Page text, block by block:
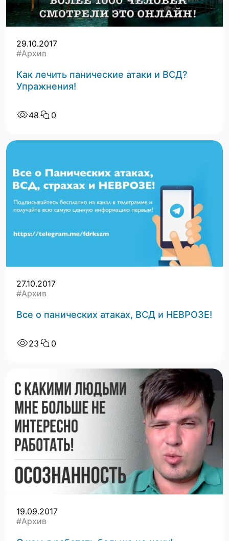
29.10.2017
#Архив
Как лечить панические атаки и ВСД?
Упражнения!
48 0
27.10.2017
#Архив
Все о панических атаках, ВСД и НЕВРОЗЕ!
23 0
19.09.2017
#Архив